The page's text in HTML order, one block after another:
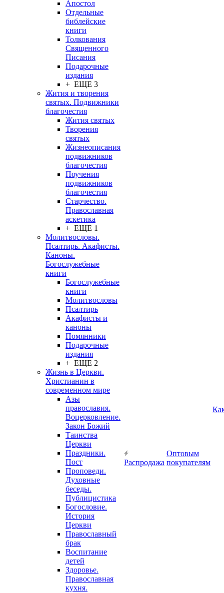
Апостол
Отдельные
библейские
книги
Толкования
Священного
Писания
Подарочные
издания
+ ЕЩЕ 3
Жития и творения
святых. Подвижники
благочестия
Жития святых
Творения
святых
Жизнеописания
подвижников
благочестия
Поучения
подвижников
благочестия
Старчество.
Православная
аскетика
+ ЕЩЕ 1
Молитвословы.
Псалтирь. Акафисты.
Каноны.
Богослужебные
книги
Богослужебные
книги
Молитвословы
Псалтирь
Акафисты и
каноны
Помянники
Подарочные
издания
+ ЕЩЕ 2
Жизнь в Церкви.
Христианин в
современном мире
Азы
православия.
Воцерковление.
Закон Божий
Таинства
Церкви
Праздники.
Пост
Проповеди.
Духовные
беседы.
Публицистика
Богословие.
История
Церкви
Православный
брак
Воспитание
детей
Здоровье.
Православная
кухня.
Распродажа
Оптовым
покупателям